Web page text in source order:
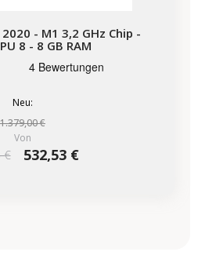
- M1 3,2 GHz Chip -
8 - 8 GB RAM
Neu:
1.379,00 €
Von
€ 532,53 €